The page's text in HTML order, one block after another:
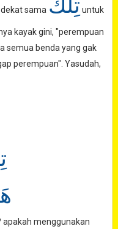
sama تِلْكَ untuk
kayak gini, "perempuan
semua benda yang gak
perempuan". Yasudah,
apakah menggunakan